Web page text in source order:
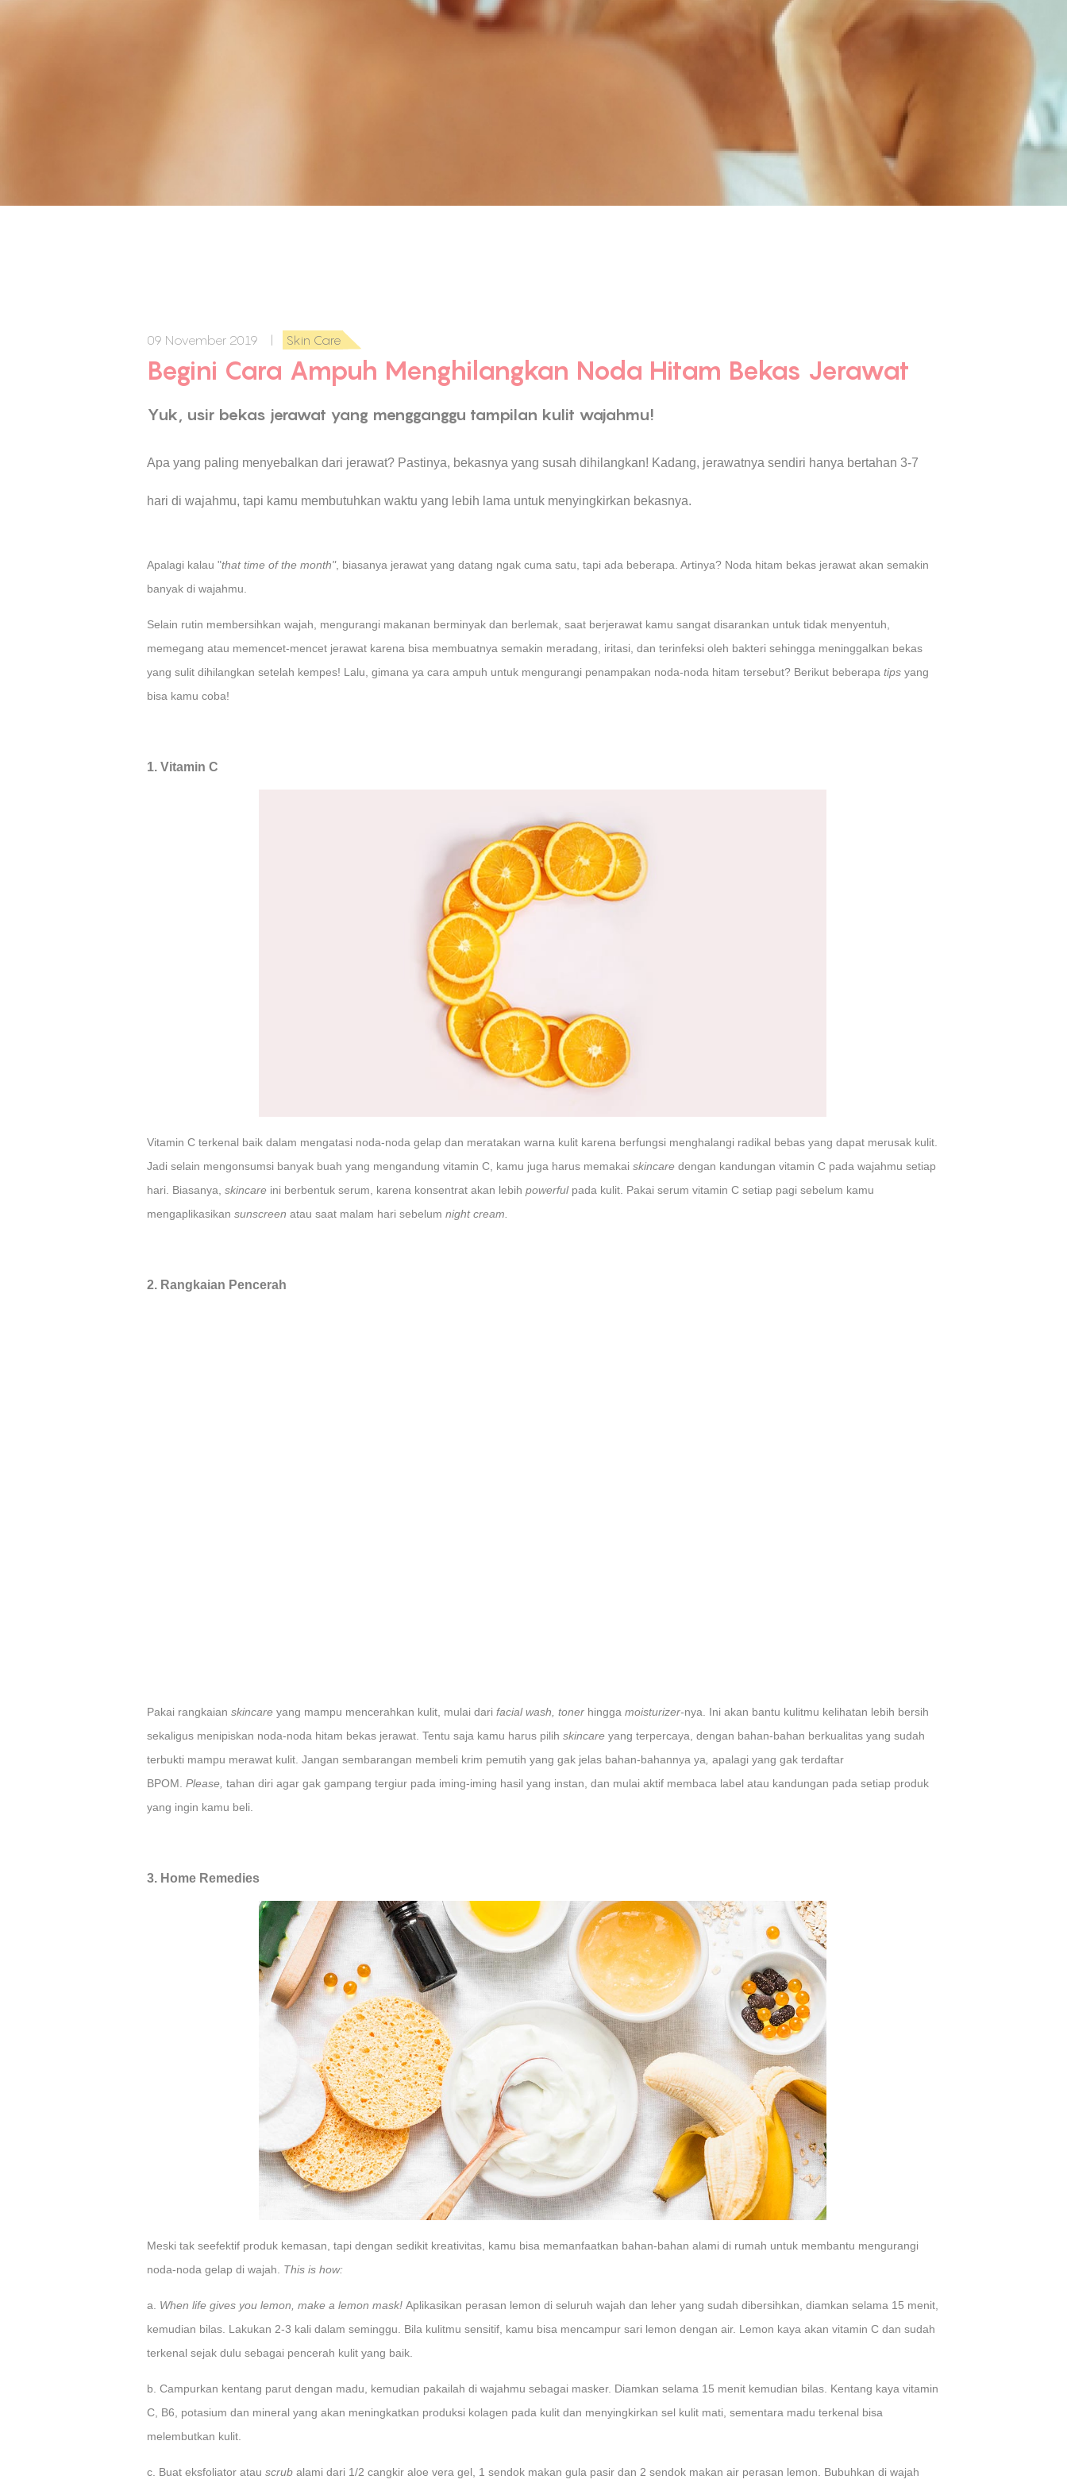
09 November 2019 | Skin Care
Begini Cara Ampuh Menghilangkan Noda Hitam Bekas Jerawat
Yuk, usir bekas jerawat yang mengganggu tampilan kulit wajahmu!
Apa yang paling menyebalkan dari jerawat? Pastinya, bekasnya yang susah dihilangkan! Kadang, jerawatnya sendiri hanya bertahan 3-7
hari di wajahmu, tapi kamu membutuhkan waktu yang lebih lama untuk menyingkirkan bekasnya.
Apalagi kalau "that time of the month", biasanya jerawat yang datang ngak cuma satu, tapi ada beberapa. Artinya? Noda hitam bekas jerawat akan semakin
banyak di wajahmu.
Selain rutin membersihkan wajah, mengurangi makanan berminyak dan berlemak, saat berjerawat kamu sangat disarankan untuk tidak menyentuh,
memegang atau memencet-mencet jerawat karena bisa membuatnya semakin meradang, iritasi, dan terinfeksi oleh bakteri sehingga meninggalkan bekas
yang sulit dihilangkan setelah kempes! Lalu, gimana ya cara ampuh untuk mengurangi penampakan noda-noda hitam tersebut? Berikut beberapa tips yang
bisa kamu coba!
1. Vitamin C
Vitamin C terkenal baik dalam mengatasi noda-noda gelap dan meratakan warna kulit karena berfungsi menghalangi radikal bebas yang dapat merusak kulit.
Jadi selain mengonsumsi banyak buah yang mengandung vitamin C, kamu juga harus memakai skincare dengan kandungan vitamin C pada wajahmu setiap
hari. Biasanya, skincare ini berbentuk serum, karena konsentrat akan lebih powerfulpada kulit. Pakai serum vitamin C setiap pagi sebelum kamu
mengaplikasikan sunscreen atau saat malam hari sebelum night cream.
2. Rangkaian Pencerah
Pakai rangkaian skincare yang mampu mencerahkan kulit, mulai dari facial wash, toner hingga moisturizer-nya. Ini akan bantu kulitmu kelihatan lebih bersih
sekaligus menipiskan noda-noda hitam bekas jerawat. Tentu saja kamu harus pilih skincare yang terpercaya, dengan bahan-bahan berkualitas yang sudah
terbukti mampu merawat kulit. Jangan sembarangan membeli krim pemutih yang gak jelas bahan-bahannya ya apalagi yang gak terdaftar
BPOM. Please, tahan diri agar gak gampang tergiur pada iming-iming hasil yang instan, dan mulai aktif membaca label atau kandungan pada setiap produk
yang ingin kamu beli.
3. Home Remedies
Meski tak seefektif produk kemasan, tapi dengan sedikit kreativitas, kamu bisa memanfaatkan bahan-bahan alami di rumah untuk membantu mengurangi
noda-noda gelap di wajah. This is how:
a. When life gives you lemon, make a lemon mask! Aplikasikan perasan lemon di seluruh wajah dan leher yang sudah dibersihkan, diamkan selama 15 menit,
kemudian bilas. Lakukan 2-3 kali dalam seminggu. Bila kulitmu sensitif, kamu bisa mencampur sari lemon dengan air. Lemon kaya akan vitamin C dan sudah
terkenal sejak dulu sebagai pencerah kulit yang baik.
b. Campurkan kentang parut dengan madu, kemudian pakailah di wajahmu sebagai masker. Diamkan selama 15 menit kemudian bilas. Kentang kaya vitamin
C, B6, potasium dan mineral yang akan meningkatkan produksi kolagen pada kulit dan menyingkirkan sel kulit mati, sementara madu terkenal bisa
melembutkan kulit.
c. Buat eksfoliator atau scrub alami dari 1/2 cangkir aloe vera gel, 1 sendok makan gula pasir dan 2 sendok makan air perasan lemon. Bubuhkan di wajah